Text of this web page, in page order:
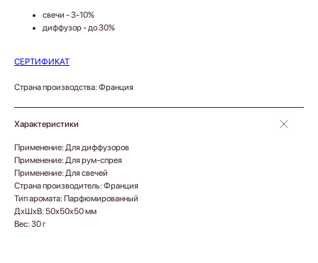
свечи - 3-10%
диффузор - до 30%
СЕРТИФИКАТ
Страна производства: Франция
Характеристики
Применение: Для диффузоров
Применение: Для рум-спрея
Применение: Для свечей
Страна производитель: Франция
Тип аромата: Парфюмированный
ДxШxВ: 50x50x50 мм
Вес: 30 г